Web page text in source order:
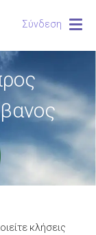
Σύνδεση
κλήσεις